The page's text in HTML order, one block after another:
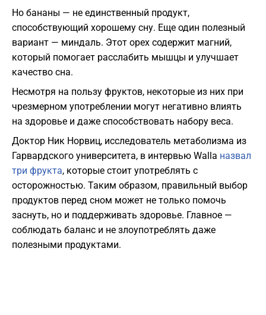
Но бананы — не единственный продукт,
способствующий хорошему сну. Еще один полезный
вариант — миндаль. Этот орех содержит магний,
который помогает расслабить мышцы и улучшает
качество сна.
Несмотря на пользу фруктов, некоторые из них при
чрезмерном употреблении могут негативно влиять
на здоровье и даже способствовать набору веса.
Доктор Ник Норвиц, исследователь метаболизма из
Гарвардского университета, в интервью Walla назвал
три фрукта, которые стоит употреблять с
осторожностью. Таким образом, правильный выбор
продуктов перед сном может не только помочь
заснуть, но и поддерживать здоровье. Главное —
соблюдать баланс и не злоупотреблять даже
полезными продуктами.